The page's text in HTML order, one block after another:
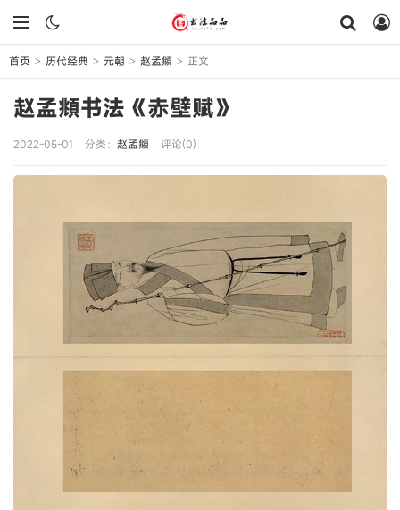
首页 > 历代经典 > 元朝 > 赵孟頫 > 正文
赵孟頫书法《赤壁赋》
2022-05-01 分类： 赵孟頫 评论(0)